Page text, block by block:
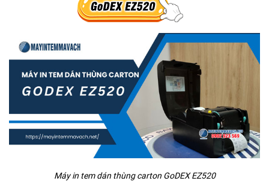
Máy in tem dán thùng carton GoDEX EZ520